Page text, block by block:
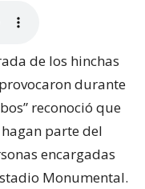
de los hinchas
durante
reconoció que
parte del
encargadas
Monumental.